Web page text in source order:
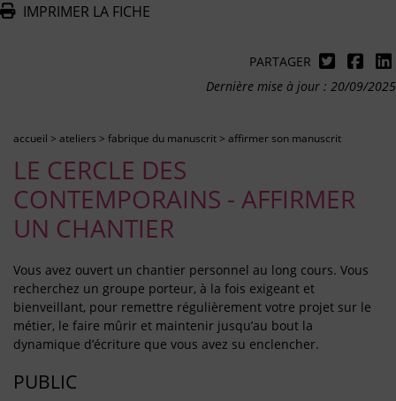
IMPRIMER LA FICHE
PARTAGER
Dernière mise à jour : 20/09/2025
accueil > ateliers > fabrique du manuscrit> affirmer son manuscrit
LE CERCLE DES
CONTEMPORAINS - AFFIRMER
UN CHANTIER
Vous avez ouvert un chantier personnel au long cours. Vous
recherchez un groupe porteur, à la fois exigeant et
bienveillant, pour remettre régulièrement votre projet sur le
métier, le faire mûrir et maintenir jusqu’au bout la
dynamique d’écriture que vous avez su enclencher.
PUBLIC